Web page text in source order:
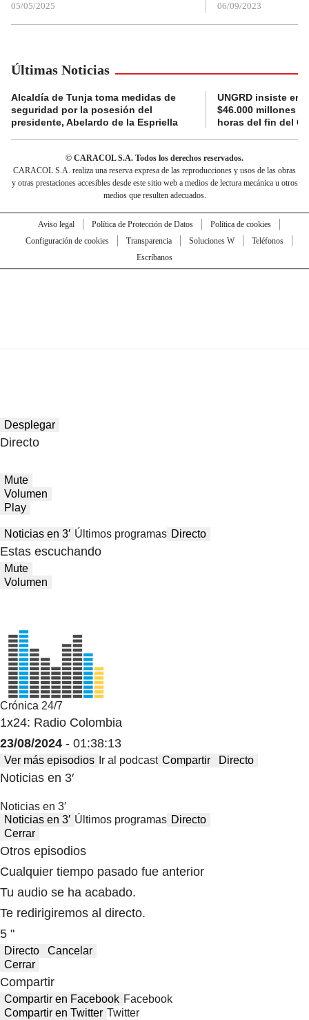
05/05/2025 06/09/2023
Últimas Noticias
Alcaldía de Tunja toma medidas de
seguridad por la posesión del
presidente, Abelardo de la Espriella
UNGRD insiste en
$46.000 millones
horas del fin del
© CARACOL S.A. Todos los derechos reservados.
CARACOL S.A. realiza una reserva expresa de las reproducciones y usos de las obras
y otras prestaciones accesibles desde este sitio web a medios de lectura mecánica u otros
medios que resulten adecuados.
Aviso legal Política de Protección de Datos
Política de cookies
Configuración de cookies
Transparencia Soluciones W
Teléfonos
Escríbanos
Desplegar
Directo
Mute
Volumen
Play
Noticias en 3′ Últimos programas Directo
Estas escuchando
Mute
Volumen
Crónica 24/7
1x24: Radio Colombia
23/08/2024 - 01:38:13
Ver más episodios Ir al podcast Compartir Directo
Noticias en 3′
Noticias en 3′
Noticias en 3′ Últimos programas Directo
Cerrar
Otros episodios
Cualquier tiempo pasado fue anterior
Tu audio se ha acabado.
Te redirigiremos al directo.
5 "
Directo
Cancelar
Cerrar
Compartir
Compartir en Facebook Facebook
Compartir en Twitter Twitter